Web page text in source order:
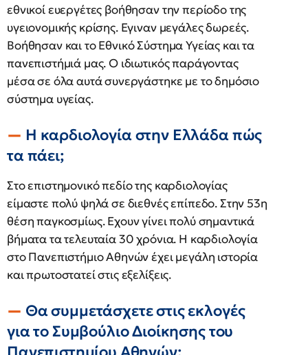
εθνικοί ευεργέτες βοήθησαν την περίοδο της
υγειονομικής κρίσης. Εγιναν μεγάλες δωρεές.
Βοήθησαν και το Εθνικό Σύστημα Υγείας και τα
πανεπιστήμιά μας. Ο ιδιωτικός παράγοντας
μέσα σε όλα αυτά συνεργάστηκε με το δημόσιο
σύστημα υγείας.
Η καρδιολογία στην Ελλάδα πώς
τα πάει;
Στο επιστημονικό πεδίο της καρδιολογίας
είμαστε πολύ ψηλά σε διεθνές επίπεδο. Στην 53η
θέση παγκοσμίως. Εχουν γίνει πολύ σημαντικά
βήματα τα τελευταία 30 χρόνια. Η καρδιολογία
στο Πανεπιστήμιο Αθηνών έχει μεγάλη ιστορία
και πρωτοστατεί στις εξελίξεις.
Θα συμμετάσχετε στις εκλογές
για το Συμβούλιο Διοίκησης του